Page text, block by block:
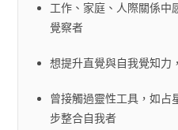
工作、家庭、人際關係中
覺察者
想提升直覺與自我覺知力
曾接觸過靈性工具，如占
步整合自我者